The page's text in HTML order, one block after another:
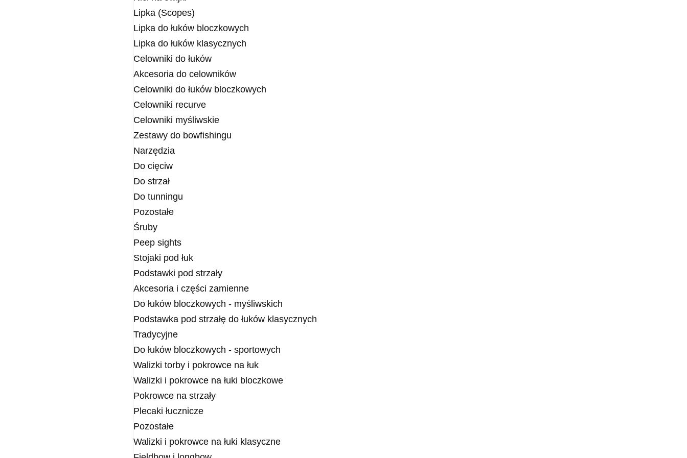
Lipka (Scopes)
Lipka do łuków bloczkowych
Lipka do łuków klasycznych
Celowniki do łuków
Akcesoria do celowników
Celowniki do łuków bloczkowych
Celowniki recurve
Celowniki myśliwskie
Zestawy do bowfishingu
Narzędzia
Do cięciw
Do strzał
Do tunningu
Pozostałe
Śruby
Peep sights
Stojaki pod łuk
Podstawki pod strzały
Akcesoria i części zamienne
Do łuków bloczkowych - myśliwskich
Podstawka pod strzałę do łuków klasycznych
Tradycyjne
Do łuków bloczkowych - sportowych
Walizki torby i pokrowce na łuk
Walizki i pokrowce na łuki bloczkowe
Pokrowce na strzały
Plecaki łucznicze
Pozostałe
Walizki i pokrowce na łuki klasyczne